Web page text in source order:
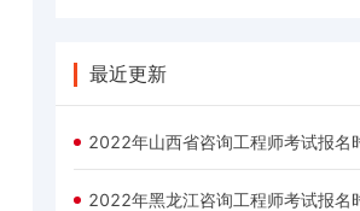
最近更新